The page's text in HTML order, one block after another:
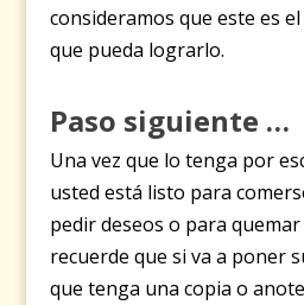
consideramos que este es
que pueda lograrlo.
Paso siguiente …
Una vez que lo tenga por
usted está listo para
pedir deseos o para
recuerde que si va a poner
que tenga una copia o